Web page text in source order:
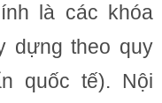
là các khóa
dựng theo quy
quốc tế). Nội